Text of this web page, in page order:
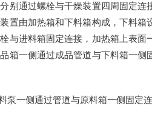
别通过螺栓与干燥装置四周固定连
置由加热箱和下料箱构成，下料箱
与进料箱固定连接，加热箱上表面
箱一侧通过成品管道与下料箱一侧
一侧通过管道与原料箱一侧固定连